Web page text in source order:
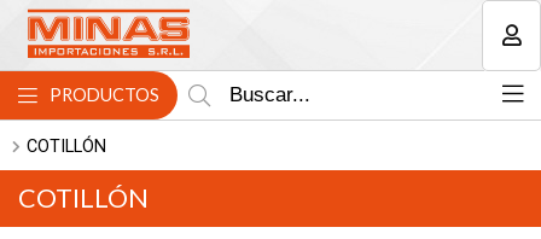
PRODUCTOS
COTILLÓN
COTILLÓN